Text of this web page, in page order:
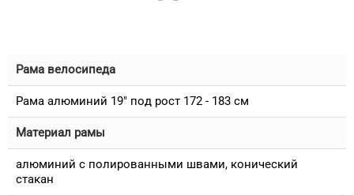
Рама велосипеда
Рама алюминий 19" под рост 172 - 183 см
Материал рамы
алюминий с полированными швами, конический
стакан